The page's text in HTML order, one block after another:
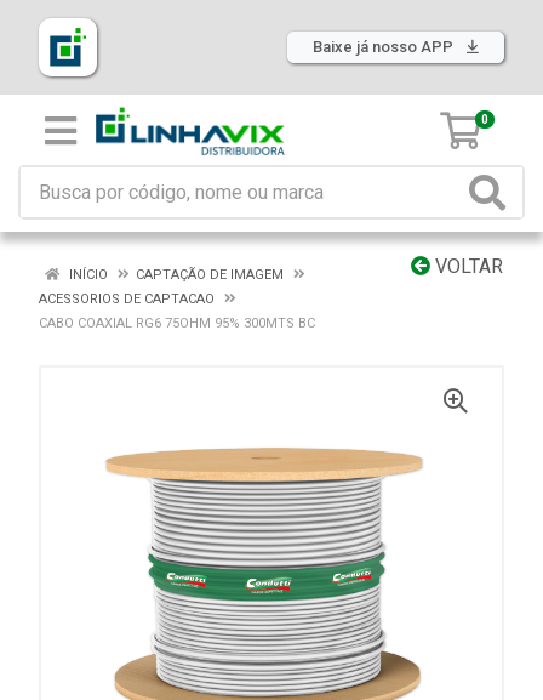
Baixe já nosso APP
0
VOLTAR
INÍCIO
CAPTAÇÃO DE IMAGEM
ACESSORIOS DE CAPTACAO
CABO COAXIAL RG6 75OHM 95% 300MTS BC